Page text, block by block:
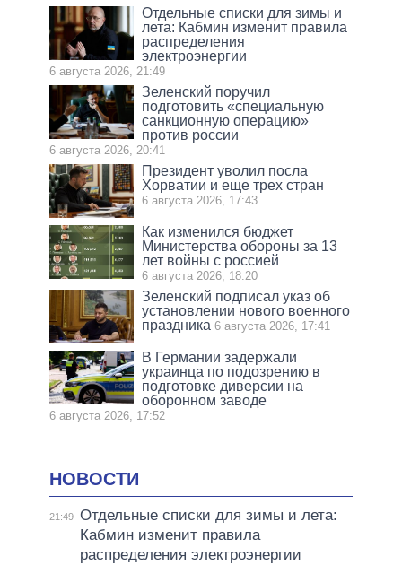
Отдельные списки для зимы и
лета: Кабмин изменит правила
распределения
электроэнергии
6 августа 2026, 21:49
Зеленский поручил
подготовить «специальную
санкционную операцию»
против россии
6 августа 2026, 20:41
Президент уволил посла
Хорватии и еще трех стран
6 августа 2026, 17:43
Как изменился бюджет
Министерства обороны за 13
лет войны с россией
6 августа 2026, 18:20
Зеленский подписал указ об
установлении нового военного
праздника 6 августа 2026, 17:41
В Германии задержали
украинца по подозрению в
подготовке диверсии на
оборонном заводе
6 августа 2026, 17:52
НОВОСТИ
21:49 Отдельные списки для зимы и лета:
Кабмин изменит правила
распределения электроэнергии